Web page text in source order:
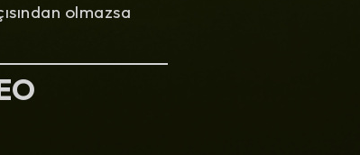
olmazsa